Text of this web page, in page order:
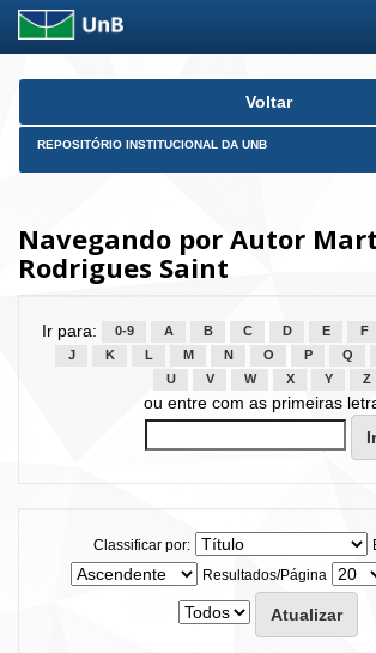
Skip
Voltar
REPOSITÓRIO INSTITUCIONAL DA UNB
Navegando por Autor
Rodrigues Saint
Ir para: 0-9 A B C D E F
J
K L M N O P Q
U
V W X Y Z
ou entre com as primeiras
Classificar por:
Resultados/Página